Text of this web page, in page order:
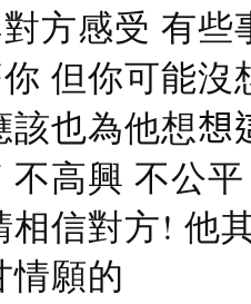
方感受 有
但你可能
該也為他想想
不高興 不公
相信對方! 他
情願的